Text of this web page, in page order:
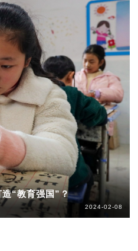
“教育强国”？
2024-02-08